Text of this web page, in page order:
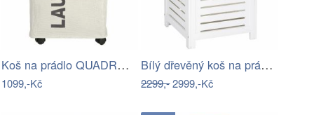
Koš na prádlo QUADRO, kontejner 79 l,…
1099,-Kč
Bílý dřevěný koš na prádlo 56 l Oslo –…
2299,-2999,-Kč